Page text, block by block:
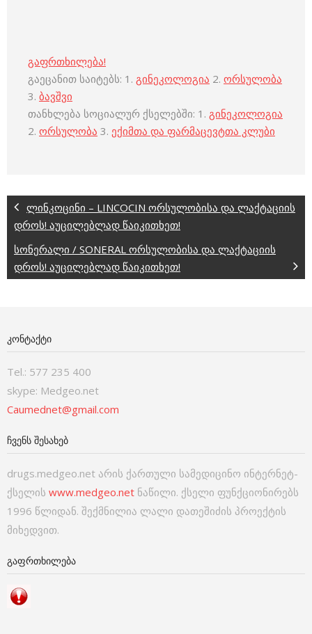
გაფრთხილება!
გაეცანით საიტებს: 1. გინეკოლოგია 2. ორსულობა
3. ბავშვი
თანხლება სოციალურ ქსელებში: 1. გინეკოლოგია
2. ორსულობა 3. ექიმთა და ფარმაცევტთა კლუბი
ლინკოცინი – LINCOCIN ორსულობისა და ლაქტაციის
დროს! აუცილებლად წაიკითხეთ!
სონერალი / SONERAL ორსულობისა და ლაქტაციის
დროს! აუცილებლად წაიკითხეთ!
ᲙᲝᲜᲢᲐᲥᲢᲘ
Tel.: 577 235 400
skype: Medgeo.net
Caumednet@gmail.com
ᲩᲕᲔᲜᲡ ᲨᲔᲡᲐᲮᲔᲑ
drugs.medgeo.net არის ქართული სამედიცინო ინტერნეტ-
ქსელის www.medgeo.net ნაწილი. ქსელი ფუნქციონირებს
1996 წლიდან. შექმნილია ლალი დათეშიძის პროექტის
მიხედვით.
ᲒᲐᲤᲠᲗᲮᲘᲚᲔᲑᲐ